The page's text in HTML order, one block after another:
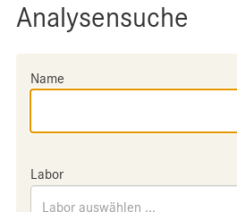
Analysensuche
Name
Labor
Labor auswählen ...